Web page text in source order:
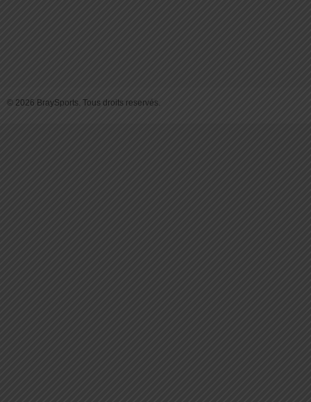
© 2026 BraySports. Tous droits reservés.